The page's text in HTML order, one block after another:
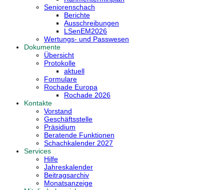
Seniorenschach
Berichte
Ausschreibungen
LSenEM2026
Wertungs- und Passwesen
Dokumente
Übersicht
Protokolle
aktuell
Formulare
Rochade Europa
Rochade 2026
Kontakte
Vorstand
Geschäftsstelle
Präsidium
Beratende Funktionen
Schachkalender 2027
Services
Hilfe
Jahreskalender
Beitragsarchiv
Monatsanzeige